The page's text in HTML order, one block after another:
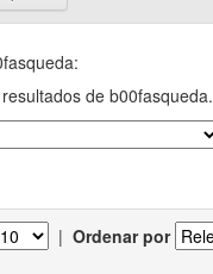
de b00fasqueda.
| Ordenar por